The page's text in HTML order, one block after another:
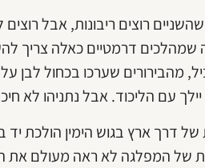
רוצים ריבונות, אבל
דרמטיים כאלה צריך
מהבירורים שערכו בכחול לבן
עם הליכוד. אבל נתניהו לא
דרך ארץ בגוש הימין הולכת יד
המפלגה לא ראה מעולם את